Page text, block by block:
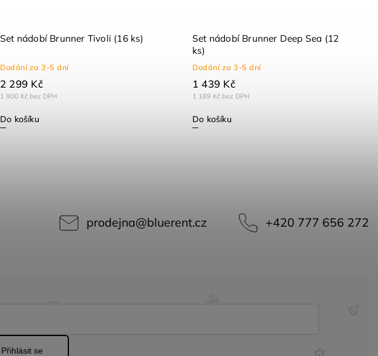
Set nádobí Brunner Tivoli (16 ks)
Dodání za 3-5 dní
1 900 Kč bez DPH
2 299 Kč
Do košíku
Set nádobí Brunner Deep Sea (12
ks)
Dodání za 3-5 dní
1 189 Kč bez DPH
1 439 Kč
Do košíku
prodejna@bluerent.cz +420 777 656 272
Přihlásit se